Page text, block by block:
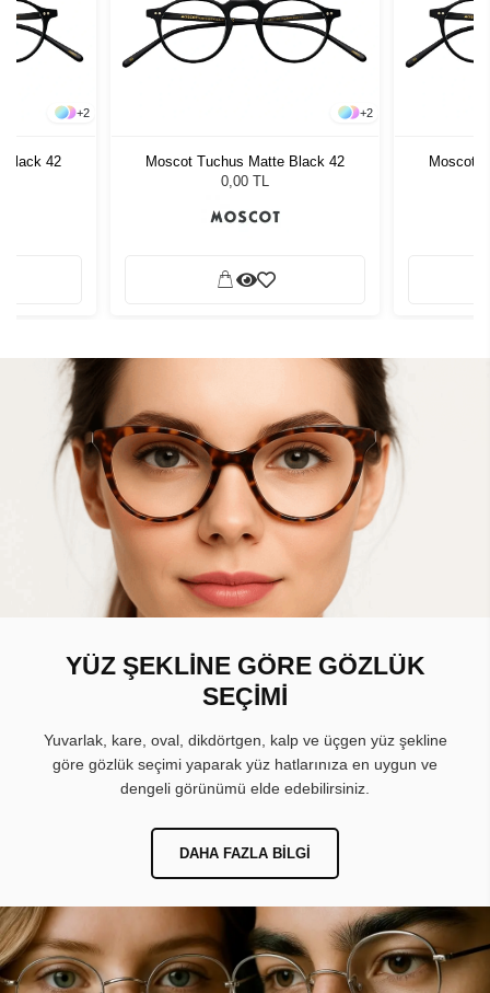
+2
Black 42
+2
Moscot Tuchus Matte Black 42
0,00 TL
Moscot
YÜZ ŞEKLİNE GÖRE GÖZLÜK
SEÇİMİ
Yuvarlak, kare, oval, dikdörtgen, kalp ve üçgen yüz şekline
göre gözlük seçimi yaparak yüz hatlarınıza en uygun ve
dengeli görünümü elde edebilirsiniz.
DAHA FAZLA BILGI